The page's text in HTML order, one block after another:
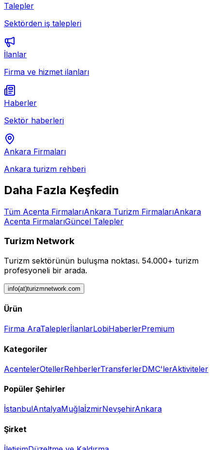
Talepler
Sektörden iş talepleri
İlanlar
Firma ve hizmet ilanları
Haberler
Sektör haberleri
Ankara Firmaları
Ankara turizm rehberi
Daha Fazla Keşfedin
Tüm Acenta FirmalarıAnkara Turizm FirmalarıAnkara
Acenta FirmalarıGüncel Talepler
Turizm Network
Turizm sektörünün buluşma noktası. 54.000+ turizm
profesyoneli bir arada.
info(at)turizmnetwork.com
Ürün
Firma AraTaleplerİlanlarLobiHaberlerPremium
Kategoriler
AcentelerOtellerRehberlerTransferlerDMC'lerAktiviteler
Popüler Şehirler
İstanbulAntalyaMuğlaİzmirNevşehirAnkara
Şirket